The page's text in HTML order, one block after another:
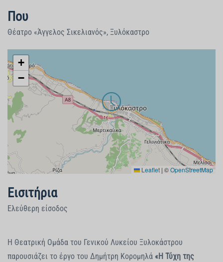
Που
Θέατρο «Άγγελος Σικελιανός», Ξυλόκαστρο
+
−
Leaflet | ©OpenStreetMap
Εισιτήρια
Ελεύθερη είσοδος
Η Θεατρική Ομάδα του Γενικού Λυκείου Ξυλοκάστρου
παρουσιάζει το έργο του Δημήτρη Κορομηλά «Η Τύχη της